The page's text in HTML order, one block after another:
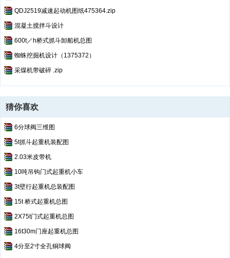
QDJ2519减速起动机图纸475364.zip
混凝土搅拌斗设计
600t／h桥式抓斗卸船机总图
蜘蛛挖掘机设计（1375372）
采煤机带破碎 .zip
猜你喜欢
6分球阀三维图
5t抓斗起重机装配图
2.03米皮带机
10吨吊钩门式起重机小车
3t壁行起重机总装配图
15t 桥式起重机总图
2X75t门式起重机总图
16t30m门座起重机总图
4分至2寸全孔铜球阀